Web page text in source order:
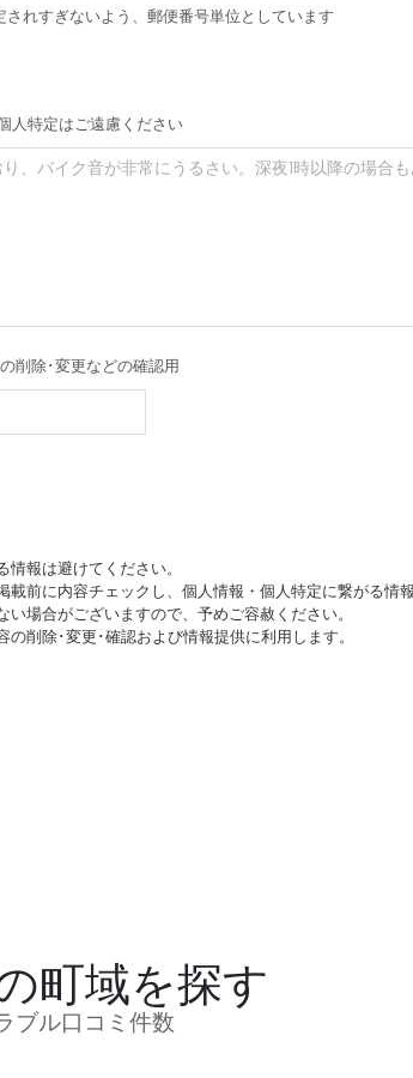
されすぎないよう、郵便番号単位としています
人特定はご遠慮ください
削除･変更などの確認用
報は避けてください。
載前に内容チェックし、個人情報・個人特定に繋がる情
場合がございますので、予めご容赦ください。
の削除･変更･確認および情報提供に利用します。
町域を探す
ブル口コミ件数